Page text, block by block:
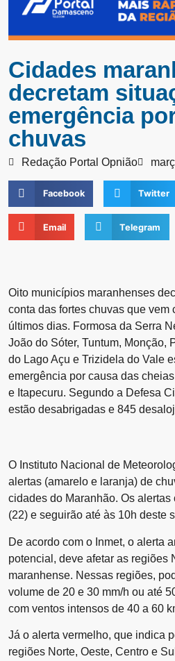
Cidades
decretam
emergência
chuvas
Redação Portal Opnião
Facebook Twitter
Email Telegram
Oito municípios maranhenses
conta das fortes chuvas que vem
últimos dias. Formosa da Serra
João do Sóter, Tuntum, Monção,
do Lago Açu e Trizidela do Vale
emergência por causa das
e Itapecuru. Segundo a Defesa
estão desabrigadas e 845
O Instituto Nacional de
alertas (amarelo e laranja) de
cidades do Maranhão. Os alertas
(22) e seguirão até às 10h deste
De acordo com o Inmet, o alerta
potencial, deve afetar as regiões
maranhense. Nessas regiões,
volume de 20 e 30 mm/h ou até
com ventos intensos de 40 a 60
Já o alerta vermelho, que indica
regiões Norte, Oeste, Centro e